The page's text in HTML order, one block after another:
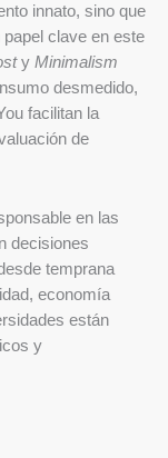
innato, sino que
clave en este
y Minimalism
desmedido,
facilitan la
de
en las
decisiones
temprana
economía
están
y